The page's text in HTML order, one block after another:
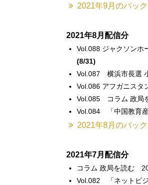
2021年9月のバッ
2021年8月配信分
Vol.088 ジャクソン
(8/31)
Vol.087 横浜市長選
Vol.086 アフガニス
Vol.085 コラム 政局
Vol.084 「中国教育
2021年8月のバッ
2021年7月配信分
コラム 政局を読む
Vol.082 「ネットビジ